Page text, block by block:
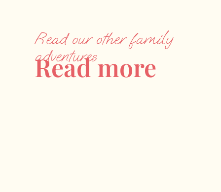
Read our other family
adventures
Read more